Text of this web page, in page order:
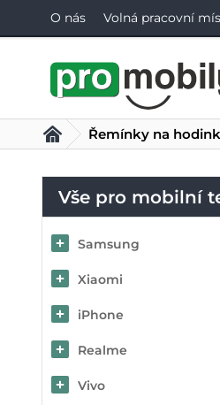
O nás Volná pracovní
Vše pro mobilní
Samsung
Xiaomi
iPhone
Realme
Vivo
Řemínky na